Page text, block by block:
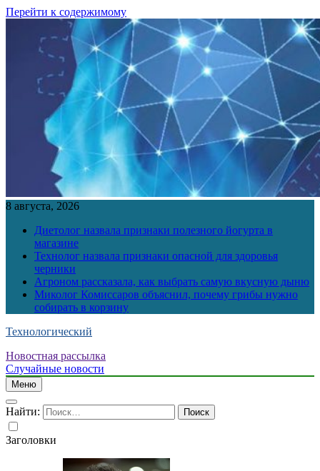
Перейти к содержимому
8 августа, 2026
Диетолог назвала признаки полезного йогурта в
магазине
Технолог назвала признаки опасной для здоровья
черники
Агроном рассказала, как выбрать самую вкусную дыню
Миколог Комиссаров объяснил, почему грибы нужно
собирать в корзину
Технологический
Новостная рассылка
Случайные новости
Меню
Найти:
Заголовки